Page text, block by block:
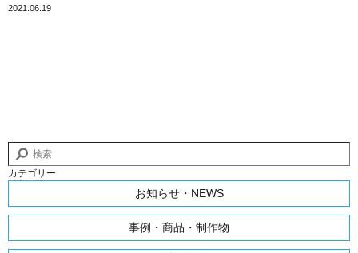
2021.06.19
カテゴリー
お知らせ・NEWS
事例・商品・制作物